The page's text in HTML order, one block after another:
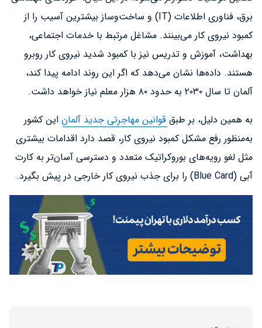
برق، فناوری اطلاعات (IT) و ساخت‌وساز بیشترین آسیب را از
کمبود نیروی کار می‌بینند. مشاغل مرتبط با خدمات اجتماعی،
بهداشت، آموزش و تدریس نیز با کمبود شدید نیروی کار روبرو
هستند. داده‌ها نشان می‌دهد که اگر این روند ادامه پیدا کند،
آلمان تا سال ۲۰۳۰ به حدود ۸۰ هزار معلم نیاز خواهد داشت.
به همین دلیل، بر طبق قوانین مهاجرتی جدید آلمان این کشور
به‌منظور رفع مشکل کمبود نیروی کار، قصد دارد اقدامات بیشتری
مثل لغو رویه‌های بوروکراتیک متعدد و دسترسی آسان‌تر به کارت
آبی (Blue Card) را برای جذب نیروی کار خارجی در پیش بگیرد.